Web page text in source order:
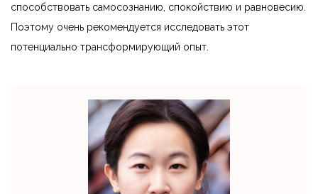
способствовать самосознанию, спокойствию и равновесию.
Поэтому очень рекомендуется исследовать этот
потенциально трансформирующий опыт.